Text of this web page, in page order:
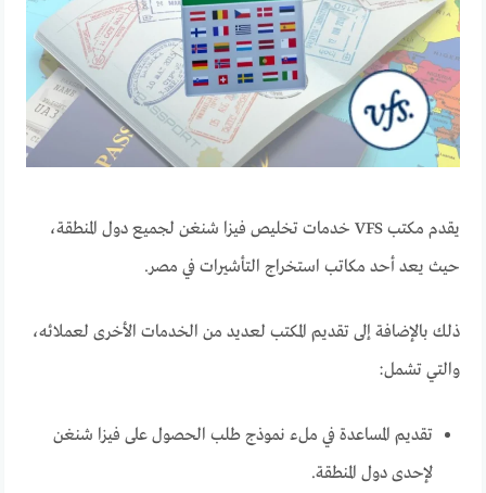
يقدم مكتب VFS خدمات تخليص فيزا شنغن لجميع دول المنطقة،
حيث يعد أحد مكاتب استخراج التأشيرات في مصر.
ذلك بالإضافة إلى تقديم المكتب لعديد من الخدمات الأخرى لعملائه،
والتي تشمل:
تقديم المساعدة في ملء نموذج طلب الحصول على فيزا شنغن
لإحدى دول المنطقة.